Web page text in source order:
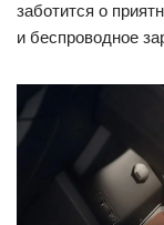
заботится о
и беспроводное